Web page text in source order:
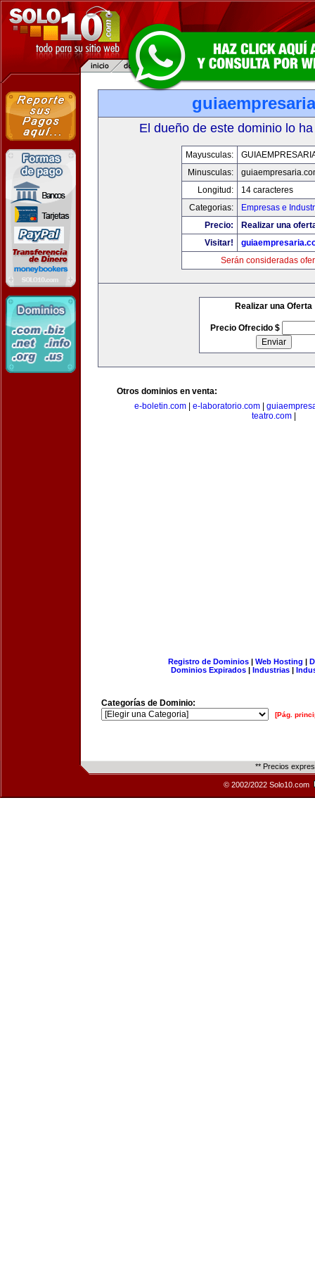
El dueño de este dominio lo
Mayusculas:
Minusculas:
Longitud:
14 caracteres
Categorias:
Empresas e
Precio:
Realizar una
Visitar!
Serán consideradas
Realizar una Oferta
Precio Ofrecido $
Otros dominios en venta:
e-boletin.com
e-laboratorio.com
teatro.com|
Registro de Dominios| Web Hosting |
Dominios Expirados | Industrias |
Categorías de Dominio:
[Pág.
** Precios
© 2002/2022 Solo10.com